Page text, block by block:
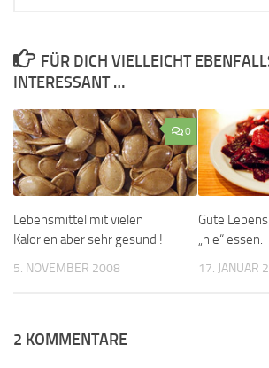
FÜR DICH VIELLEICHT
INTERESSANT …
0
Lebensmittel mit vielen
Kalorien aber sehr gesund !
5. NOVEMBER 2008
Gute
„nie“ essen.
17. JANUAR
2 KOMMENTARE